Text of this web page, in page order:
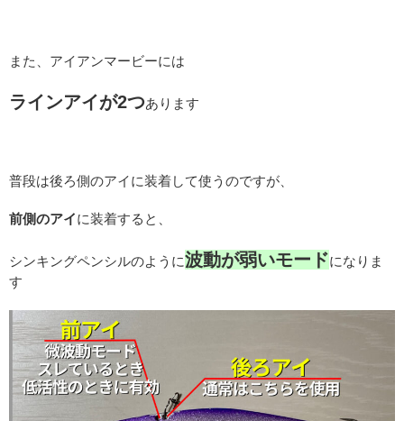
また、アイアンマービーには
ラインアイが2つあります
普段は後ろ側のアイに装着して使うのですが、
前側のアイに装着すると、
シンキングペンシルのように波動が弱いモードになりま
す